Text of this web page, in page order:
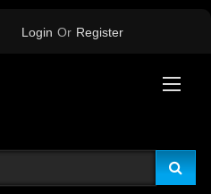
Login Or Register